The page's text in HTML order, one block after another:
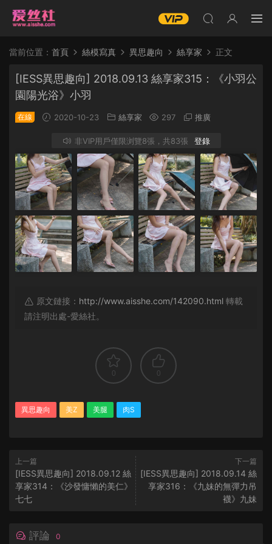
當前位置： 首頁 絲模寫真 異思趣向 絲享家 正文
[IESS異思趣向] 2018.09.13 絲享家315：《小羽公
園陽光浴》小羽
在線 2020-10-23 絲享家 297 推廣
非VIP用戶僅限浏覽8張，共83張 登錄
原文鏈接： http://www.aisshe.com/142090.html 轉載
請注明出處-愛絲社。
0 0
異思趣向 美Z 美腿 肉S
上一篇
[IESS異思趣向] 2018.09.12 絲
享家314：《沙發慵懶的美仁》
七七
下一篇
[IESS異思趣向] 2018.09.14 絲
享家316：《九妹的無彈力吊
襪》九妹
評論 0